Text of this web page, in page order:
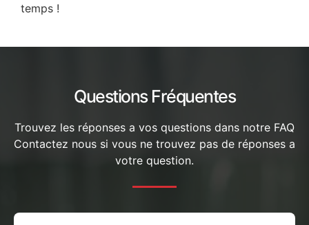
temps !
Questions Fréquentes
Trouvez les réponses a vos questions dans notre FAQ
Contactez nous si vous ne trouvez pas de réponses a
votre question.